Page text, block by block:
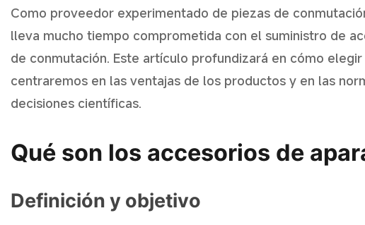
Como proveedor experimentado de piezas de
lleva mucho tiempo comprometida con el suministro de
de conmutación. Este artículo profundizará en cómo
centraremos en las ventajas de los productos y en las
decisiones científicas.
Qué son los accesorios de
Definición y objetivo